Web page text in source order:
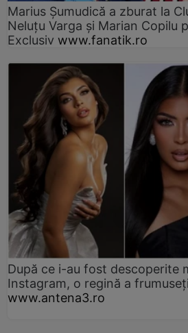
Marius Şumudică a zburat la
Neluţu Varga şi Marian Copilu
Exclusiv www.fanatik.ro
După ce i-au fost descoperite
Instagram, o regină a
www.antena3.ro